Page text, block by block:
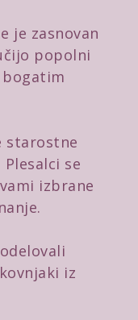
je zasnovan
popolni
starostne
se
izbrane
iz